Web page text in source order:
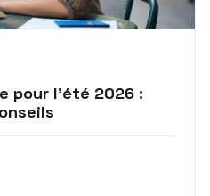
pour l’été 2026 :